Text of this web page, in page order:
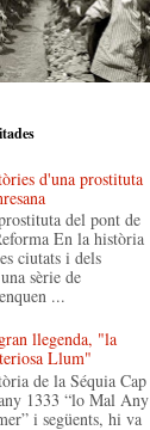
d'una prostituta
del pont de
En la història
ciutats i dels
sèrie de
...
llegenda, "la
Llum"
de la Séquia Cap
1333 “lo Mal Any
i següents, hi va